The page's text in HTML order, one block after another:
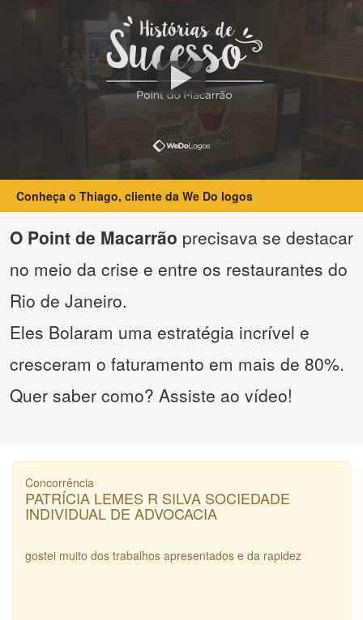
Conheça o Thiago, cliente da We Do logos
O Point de Macarrão precisava se destacar
no meio da crise e entre os restaurantes do
Rio de Janeiro.
Eles Bolaram uma estratégia incrível e
cresceram o faturamento em mais de 80%.
Quer saber como? Assiste ao vídeo!
Concorrência
PATRÍCIA LEMES R SILVA SOCIEDADE
INDIVIDUAL DE ADVOCACIA
gostei muito dos trabalhos apresentados e da rapidez